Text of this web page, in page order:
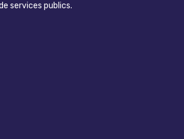
services publics.